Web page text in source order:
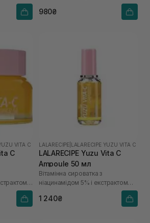
980₴
VITA C
C
LALARECIPE LALARECIPE YUZU VITA C
LALARECIPE Yuzu Vita C
Ampoule 50 мл
Вітамінна сироватка з
ніацинамідом 5% і екстрактом
1 240₴